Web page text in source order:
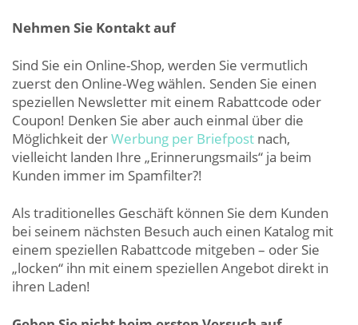
Nehmen Sie Kontakt auf
Sind Sie ein Online-Shop, werden Sie vermutlich
zuerst den Online-Weg wählen. Senden Sie einen
speziellen Newsletter mit einem Rabattcode oder
Coupon! Denken Sie aber auch einmal über die
Möglichkeit derWerbung per Briefpost nach,
vielleicht landen Ihre „Erinnerungsmails“ ja beim
Kunden immer im Spamfilter?!
Als traditionelles Geschäft können Sie dem Kunden
bei seinem nächsten Besuch auch einen Katalog mit
einem speziellen Rabattcode mitgeben – oder Sie
„locken“ ihn mit einem speziellen Angebot direkt in
ihren Laden!